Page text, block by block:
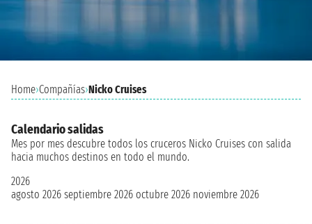
Home›Compañías›Nicko Cruises
Calendario salidas
Mes por mes descubre todos los cruceros Nicko Cruises con salida
hacia muchos destinos en todo el mundo.
2026
agosto 2026 septiembre 2026 octubre 2026 noviembre 2026